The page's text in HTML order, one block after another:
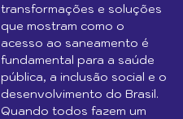
transformações e soluções
que mostram como o
acesso ao saneamento é
fundamental para a saúde
pública, a inclusão social e o
desenvolvimento do Brasil.
Quando todos fazem um